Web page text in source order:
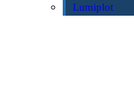
Lumiplot